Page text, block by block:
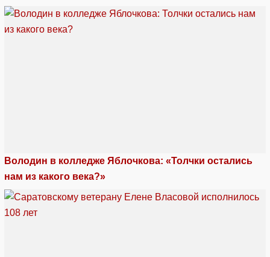
Володин в колледже Яблочкова: «Толчки остались
нам из какого века?»